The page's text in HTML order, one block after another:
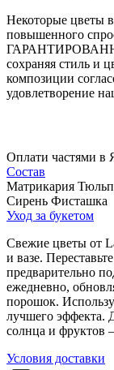
Некоторые цветы в
повышенного
ГАРАНТИРОВАННО
сохраняя стиль и
композиции
удовлетворение
Оплати частями в
Состав
Матрикария
Сирень Фисташка
Уход за букетом
Свежие цветы от
и вазе.
предварительно
ежедневно,
порошок.
лучшего эффекта.
солнца и фруктов
Условия доставки